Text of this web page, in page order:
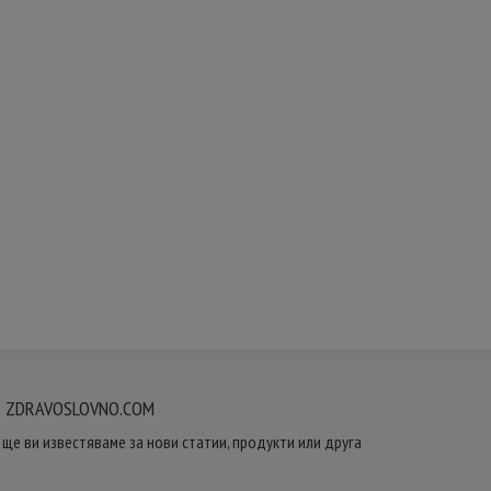
ви известяваме за нови статии, продукти или друга